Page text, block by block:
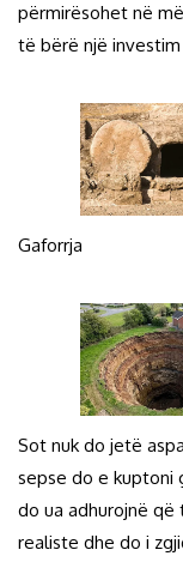
përmirësohet në
të bërë një
Gaforrja
Sot nuk do jetë
sepse do e kuptoni
do ua adhurojnë që
realiste dhe do i